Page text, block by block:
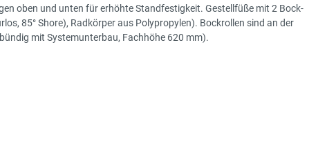
oben und unten für erhöhte Standfestigkeit. Gestellfüße mit 2 Bock-
85° Shore), Radkörper aus Polypropylen). Bockrollen sind an der
mit Systemunterbau, Fachhöhe 620 mm).